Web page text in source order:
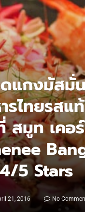
แกงมัสมั่น
ารไทยรส
สมูท เค
5 Stars
21, 2016 No